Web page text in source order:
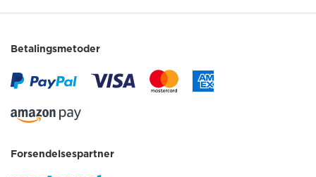
Betalingsmetoder
Forsendelsespartner